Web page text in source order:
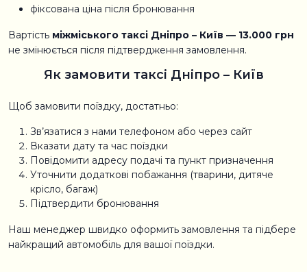
фіксована ціна після бронювання
Вартість міжміського таксі Дніпро – Київ — 13.000 грн
не змінюється після підтвердження замовлення.
Як замовити таксі Дніпро – Київ
Щоб замовити поїздку, достатньо:
Зв’язатися з нами телефоном або через сайт
Вказати дату та час поїздки
Повідомити адресу подачі та пункт призначення
Уточнити додаткові побажання (тварини, дитяче
крісло, багаж)
Підтвердити бронювання
Наш менеджер швидко оформить замовлення та підбере
найкращий автомобіль для вашої поїздки.